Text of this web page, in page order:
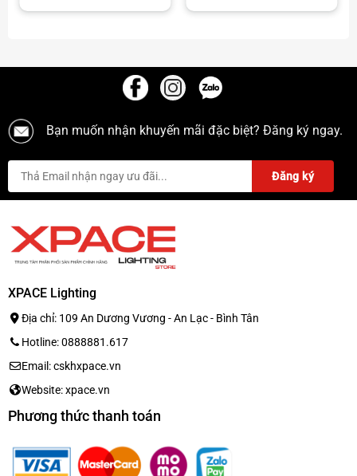
Pin sử dụng đến 10 giờ
Chỉ với một lần sạc, loa JBL Encore 2 có thể hoạt động
, đảm bảo cuộc vui không bị gián
đoạn. Khả năng chống nước IPX4, phù hợp cho việc sử
dụng ngoài trời, tiệc hồ bơi hay picnic.
11,500,000₫
Bạn muốn nhận khuyến mãi đặc biệt? Đăng ký ngay.
XPACE Lighting
Địa chỉ: 109 An Dương Vương - An Lạc - Bình Tân
Hotline: 0888881.617
Email: cskhxpace.vn
Website: xpace.vn
Phương thức thanh toán